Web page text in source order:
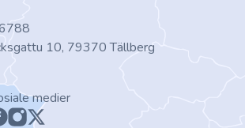
10, 79370 Tällberg
medier